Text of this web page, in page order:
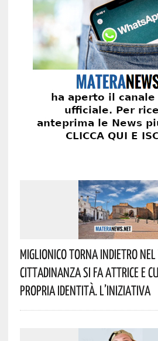
Miglionico Torna Indietro Nel
Cittadinanza Si Fa Attrice E
Propria Identità. L’iniziativa